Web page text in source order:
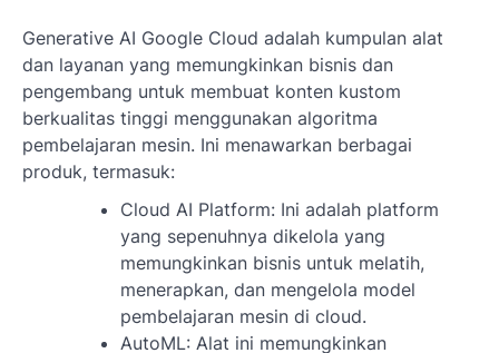
Generative AI Google Cloud adalah kumpulan alat
dan layanan yang memungkinkan bisnis dan
pengembang untuk membuat konten kustom
berkualitas tinggi menggunakan algoritma
pembelajaran mesin. Ini menawarkan berbagai
produk, termasuk:
Cloud AI Platform: Ini adalah platform
yang sepenuhnya dikelola yang
memungkinkan bisnis untuk melatih,
menerapkan, dan mengelola model
pembelajaran mesin di cloud.
AutoML: Alat ini memungkinkan